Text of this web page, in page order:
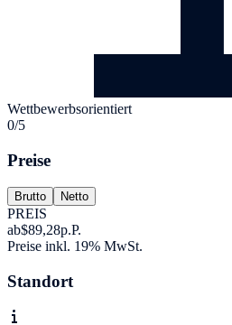
Wettbewerbsorientiert
0/5
Preise
Brutto Netto
PREIS
ab$89,28p.P.
Preise inkl. 19% MwSt.
Standort